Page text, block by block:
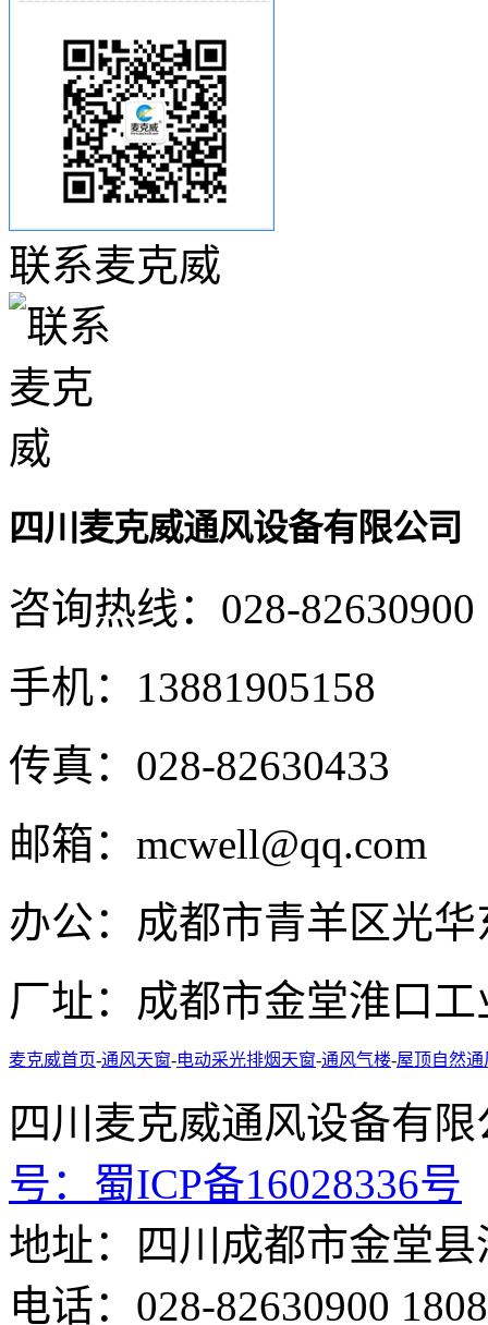
联系麦克威
四川麦克威通风设备有限公司
咨询热线： 028-82630900
手机： 13881905158
传真： 028-82630433
邮箱： mcwell@qq.com
办公： 成都市青羊区光
厂址： 成都市金堂淮口
麦克威首页-通风天窗-电动采光排烟天窗-通风气楼-屋顶自然通
四川麦克威通风设
号： 蜀ICP备16028336号
地址：四川成都市金堂
电话：028-82630900